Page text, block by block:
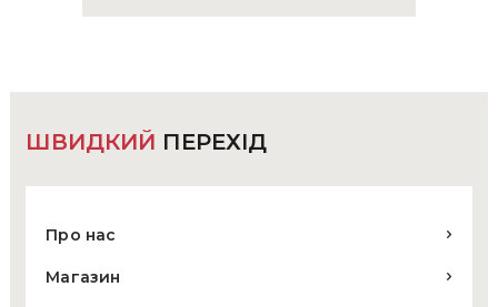
ШВИДКИЙ ПЕРЕХІД
Про нас
Магазин